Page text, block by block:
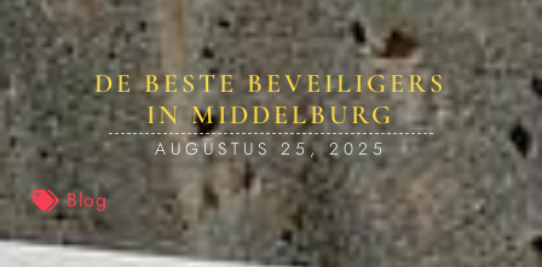
DE BESTE BEVEILIGERS
IN MIDDELBURG
AUGUSTUS 25, 2025
Blog